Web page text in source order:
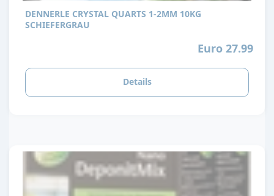
DENNERLE CRYSTAL QUARTS 1-2MM 10KG
SCHIEFERGRAU
Euro 27.99
Details